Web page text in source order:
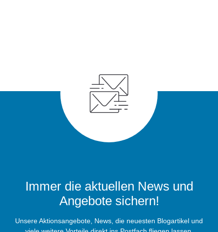
Immer die aktuellen News und
Angebote sichern!
Unsere Aktionsangebote, News, die neuesten Blogartikel und